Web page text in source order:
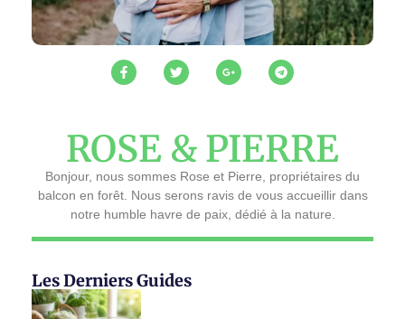
ROSE & PIERRE
Bonjour, nous sommes Rose et Pierre, propriétaires du
balcon en forêt. Nous serons ravis de vous accueillir dans
notre humble havre de paix, dédié à la nature.
Les Derniers Guides